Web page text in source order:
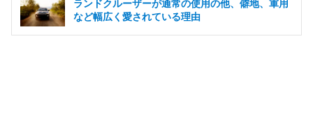
ランドクルーザーが通常の使用の他、僻地、軍用
など幅広く愛されている理由